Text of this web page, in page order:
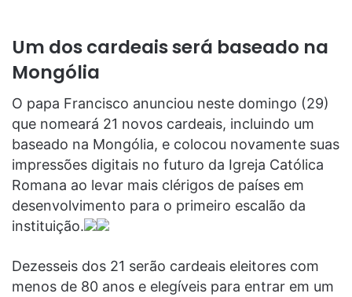
Um dos cardeais será baseado na
Mongólia
O papa Francisco anunciou neste domingo (29)
que nomeará 21 novos cardeais, incluindo um
baseado na Mongólia, e colocou novamente suas
impressões digitais no futuro da Igreja Católica
Romana ao levar mais clérigos de países em
desenvolvimento para o primeiro escalão da
instituição.
Dezesseis dos 21 serão cardeais eleitores com
menos de 80 anos e elegíveis para entrar em um